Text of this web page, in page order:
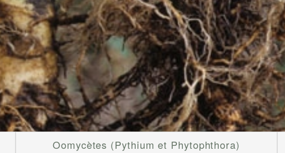
Oomycètes (Pythium et Phytophthora)